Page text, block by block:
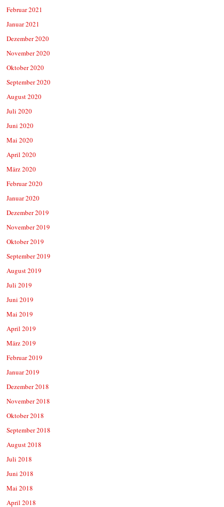
Februar 2021
Januar 2021
Dezember 2020
November 2020
Oktober 2020
September 2020
August 2020
Juli 2020
Juni 2020
Mai 2020
April 2020
März 2020
Februar 2020
Januar 2020
Dezember 2019
November 2019
Oktober 2019
September 2019
August 2019
Juli 2019
Juni 2019
Mai 2019
April 2019
März 2019
Februar 2019
Januar 2019
Dezember 2018
November 2018
Oktober 2018
September 2018
August 2018
Juli 2018
Juni 2018
Mai 2018
April 2018